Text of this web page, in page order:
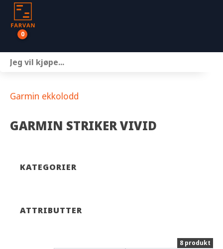
0
Garmin ekkolodd
GARMIN STRIKER VIVID
KATEGORIER
ATTRIBUTTER
8 produkt